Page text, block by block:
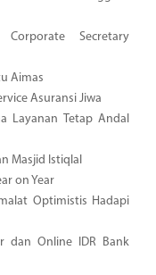
Secretary
Aimas
Asuransi Jiwa
Layanan Tetap Andal
Masjid Istiqlal
on Year
Optimistis Hadapi
dan Online IDR Bank